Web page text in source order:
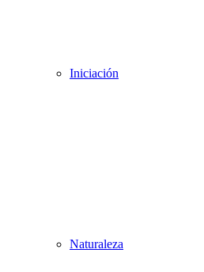
Iniciación
Naturaleza